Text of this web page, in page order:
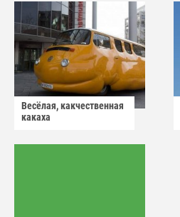
Весёлая, какчественная
какаха